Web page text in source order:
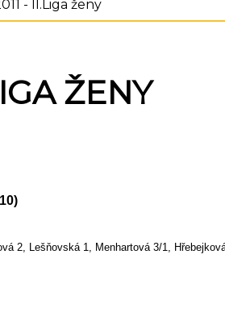
- II.Liga ženy
ŽENY
2, Lešňovská 1, Menhartová 3/1,